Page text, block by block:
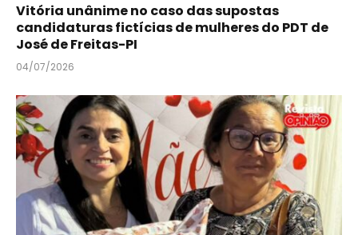
Vitória unânime no caso das supostas
candidaturas fictícias de mulheres do PDT de
José de Freitas-PI
04/07/2026